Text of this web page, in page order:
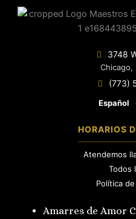
3748
Chicago,
(773)
Español
HORARIOS
Atendemos
Todos
Política
Amarres de Amor